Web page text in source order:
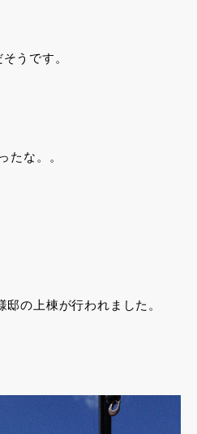
うです。
たな。。
の上棟が行われました。